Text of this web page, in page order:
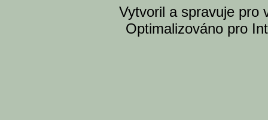
Vytvoril a spravuje pro
Optimalizováno pro